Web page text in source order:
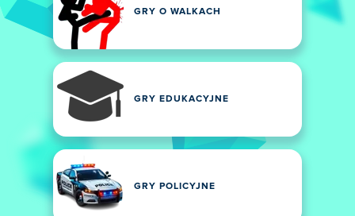
GRY O WALKACH
GRY EDUKACYJNE
GRY POLICYJNE